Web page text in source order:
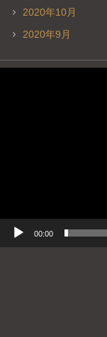
2020年10月
2020年9月
00:00